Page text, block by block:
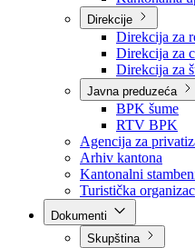
Uprave
Kantonalna
Kantonalna
Direkcije
Direkcija za
Direkcija za
Direkcija za
Javna preduzeća
BPK šume
RTV BPK
Agencija za
Arhiv kantona
Kantonalni
Turistička